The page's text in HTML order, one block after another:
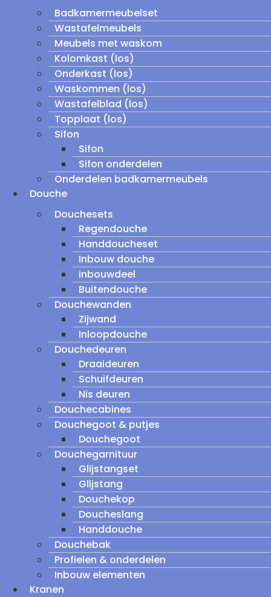
Badkamermeubelset
Wastafelmeubels
Meubels met waskom
Kolomkast (los)
Onderkast (los)
Waskommen (los)
Wastafelblad (los)
Topplaat (los)
Sifon
Sifon
Sifon onderdelen
Onderdelen badkamermeubels
Douche
Douchesets
Regendouche
Handdoucheset
Inbouw douche
inbouwdeel
Buitendouche
Douchewanden
Zijwand
Inloopdouche
Douchedeuren
Draaideuren
Schuifdeuren
Nis deuren
Douchecabines
Douchegoot & putjes
Douchegoot
Douchegarnituur
Glijstangset
Glijstang
Douchekop
Doucheslang
Handdouche
Douchebak
Profielen & onderdelen
Inbouw elementen
Kranen